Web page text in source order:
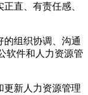
直、有责任感、
组织协调、沟通
软件和人力资源管
新人力资源管理